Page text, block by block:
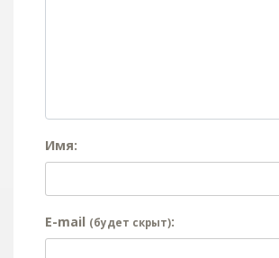
Имя:
E-mail (будет скрыт):